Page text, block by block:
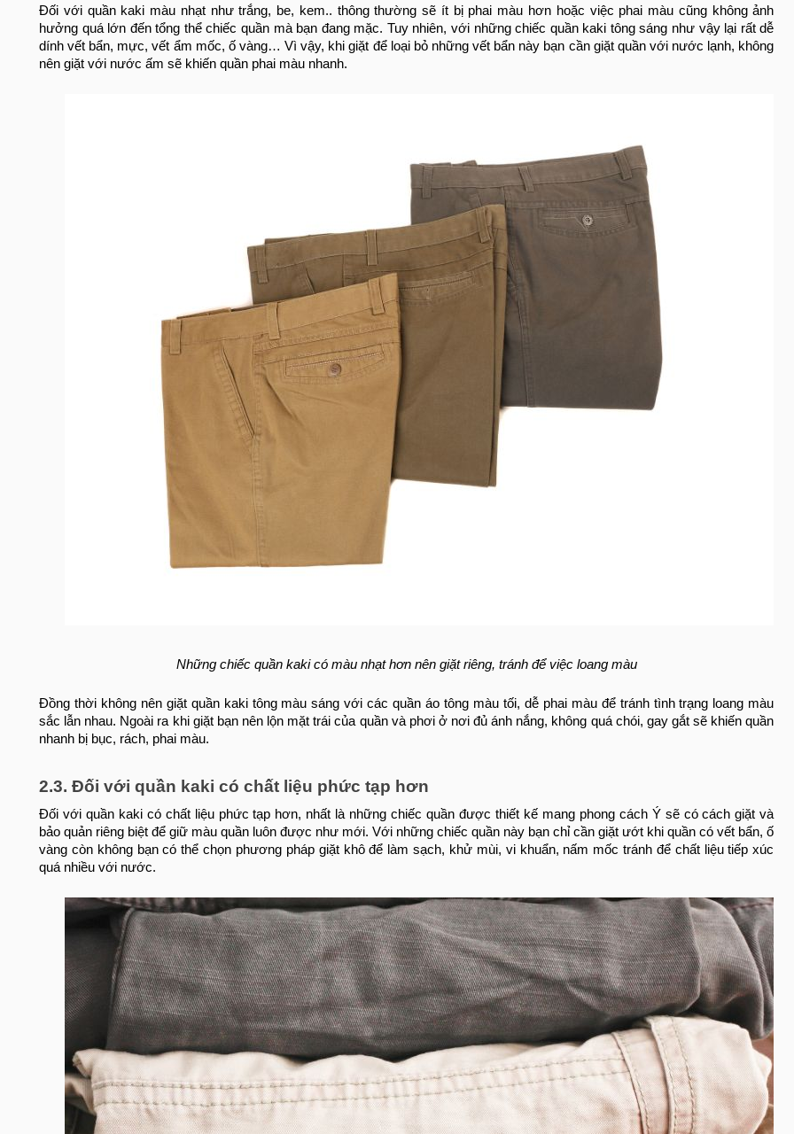
Đối với quần kaki màu nhạt như trắng, be, kem.. thông thường sẽ ít bị phai màu hơn hoặc việc phai màu cũng không ảnh
hưởng quá lớn đến tổng thể chiếc quần mà bạn đang mặc. Tuy nhiên, với những chiếc quần kaki tông sáng như vậy lại rất dễ
dính vết bẩn, mực, vết ẩm mốc, ố vàng… Vì vậy, khi giặt để loại bỏ những vết bẩn này bạn cần giặt quần với nước lạnh, không
nên giặt với nước ấm sẽ khiến quần phai màu nhanh.
Những chiếc quần kaki có màu nhạt hơn nên giặt riêng, tránh để việc loang màu
Đồng thời không nên giặt quần kaki tông màu sáng với các quần áo tông màu tối, dễ phai màu để tránh tình trạng loang màu
sắc lẫn nhau. Ngoài ra khi giặt bạn nên lộn mặt trái của quần và phơi ở nơi đủ ánh nắng, không quá chói, gay gắt sẽ khiến quần
nhanh bị bục, rách, phai màu.
2.3. Đối với quần kaki có chất liệu phức tạp hơn
Đối với quần kaki có chất liệu phức tạp hơn, nhất là những chiếc quần được thiết kế mang phong cách Ý sẽ có cách giặt và
bảo quản riêng biệt để giữ màu quần luôn được như mới. Với những chiếc quần này bạn chỉ cần giặt ướt khi quần có vết bẩn, ố
vàng còn không bạn có thể chọn phương pháp giặt khô để làm sạch, khử mùi, vi khuẩn, nấm mốc tránh để chất liệu tiếp xúc
quá nhiều với nước.